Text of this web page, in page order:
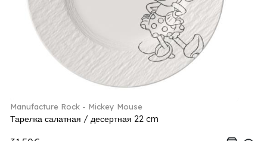
Manufacture Rock - Mickey Mouse
Тарелка салатная / десертная 22 cm